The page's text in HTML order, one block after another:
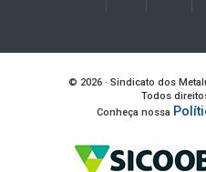
© 2026 · Sindicato dos
Todos
Conheça nossa